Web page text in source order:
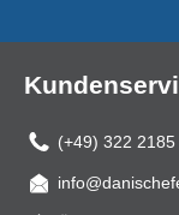
(+49) 322
Mail